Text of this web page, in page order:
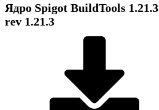
Ядро Spigot BuildTools 1.21.3
rev 1.21.3